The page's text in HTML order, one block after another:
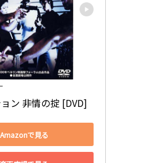
ン 非情の掟 [DVD]
Amazonで見る